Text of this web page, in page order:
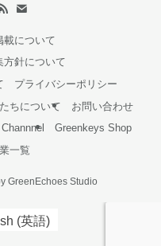
載について
方針について
プライバシーポリシー
ちについて
お問い合わせ
Greenkeys Shop
一覧
GreenEchoes Studio
(英語)